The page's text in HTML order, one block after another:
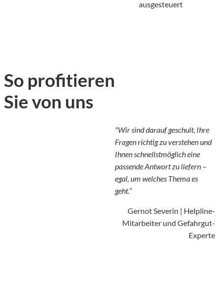
ausgesteuert
So profitieren
Sie von uns
"Wir sind darauf geschult, Ihre
Fragen richtig zu verstehen und
Ihnen schnellstmöglich eine
passende Antwort zu liefern –
egal, um welches Thema es
geht.“
Gernot Severin | Helpline-
Mitarbeiter und Gefahrgut-
Experte